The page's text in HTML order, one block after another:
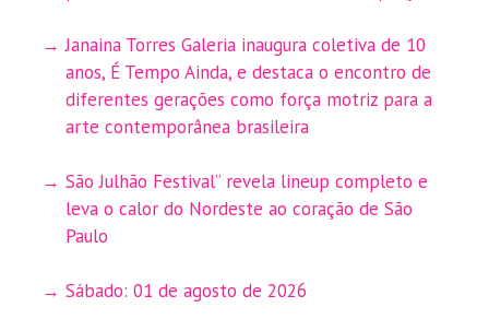
Janaina Torres Galeria inaugura coletiva de 10
anos, É Tempo Ainda, e destaca o encontro de
diferentes gerações como força motriz para a
arte contemporânea brasileira
São Julhão Festival” revela lineup completo e
leva o calor do Nordeste ao coração de São
Paulo
Sábado: 01 de agosto de 2026